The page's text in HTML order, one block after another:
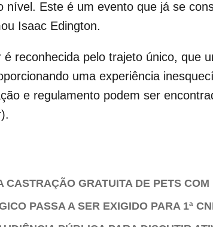
nível. Este é um evento que já se
Isaac Edington.
é reconhecida pelo trajeto único, que
uma experiência
e regulamento podem ser
CASTRAÇÃO GRATUITA DE PETS
PASSA A SER EXIGIDO PARA 1ª